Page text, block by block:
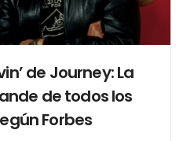
de Journey: La
de todos los
Forbes